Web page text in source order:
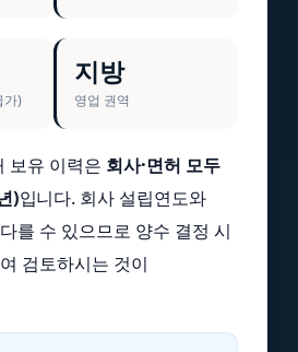
가)
지방
영업 권역
보유 이력은 회사·면허 모두
)입니다. 회사 설립연도와
를 수 있으므로 양수 결정 시
검토하시는 것이